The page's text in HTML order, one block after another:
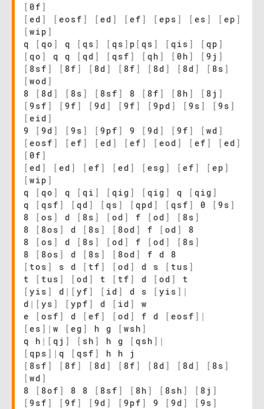
[ 0f ]
[ ed ] [ eosf ] [ ed ] [ ef ] [ eps ] [ es ] [ ep ]
[ wip ]
q
[ qo ] q [ qs ] [ qs ] p [ qs ] [ qis ] [ qp ]
[ qo ] q q [ qd ] [ qsf ] [ qh ] [ 0h ] [ 9j ]
[ 8sf ] [ 8f ] [ 8d ] [ 8f ] [ 8d ] [ 8d ] [ 8s ]
[ wod ]
8
[ 8d ] [ 8s ] [ 8sf ] 8 [ 8f ] [ 8h ] [ 8j ]
[ 9sf ] [ 9f ] [ 9d ] [ 9f ] [ 9pd ] [ 9s ] [ 9s ]
[ eid ]
9
[ 9d ] [ 9s ] [ 9pf ] 9 [ 9d ] [ 9f ] [ wd ]
[ eosf ] [ ef ] [ ed ] [ ef ] [ eod ] [ ef ] [ ed ]
[ 0f ]
[ ed ] [ ed ] [ ef ] [ ed ] [ esg ] [ ef ] [ ep ]
[ wip ]
q
[ qo ] q [ qi ] [ qig ] [ qig ] q [ qig ]
q
[ qsf ] [ qd ] [ qs ] [ qpd ] [ qsf ] 0 [ 9s ]
8
[ os ] d [ 8s ] [ od ] f [ od ] [ 8s ]
8
[ 8os ] d [ 8s ] [ 8od ] f [ od ]
8
8
[ os ] d [ 8s ] [ od ] f [ od ] [ 8s ]
8
[ 8os ] d [ 8s ] [ 8od ]
f d 8
[ tos ] s d [ tf ] [ od ] d s [ tus ]
t
[ tus ] [ od ] t [ tf ] d [ od ]
t
[ yis ] d | [ yf ] [ id ] d s [ yis ] |
d | [ ys ] [ ypf ] d [ id ]
w
e
[ osf ] d [ ef ] [ od ] f d [ eosf ] |
[ es ] | w [ eg ] h g [ wsh ]
q h | [ qj ] [ sh ] h g [ qsh ] |
[ qps ] | q [ qsf ]
h h j
[ 8sf ] [ 8f ] [ 8d ] [ 8f ] [ 8d ] [ 8d ] [ 8s ]
[ wd ]
8
[ 8of ] 8 8 [ 8sf ] [ 8h ] [ 8sh ] [ 8j ]
[ 9sf ] [ 9f ] [ 9d ] [ 9pf ] 9 [ 9d ] [ 9s ]